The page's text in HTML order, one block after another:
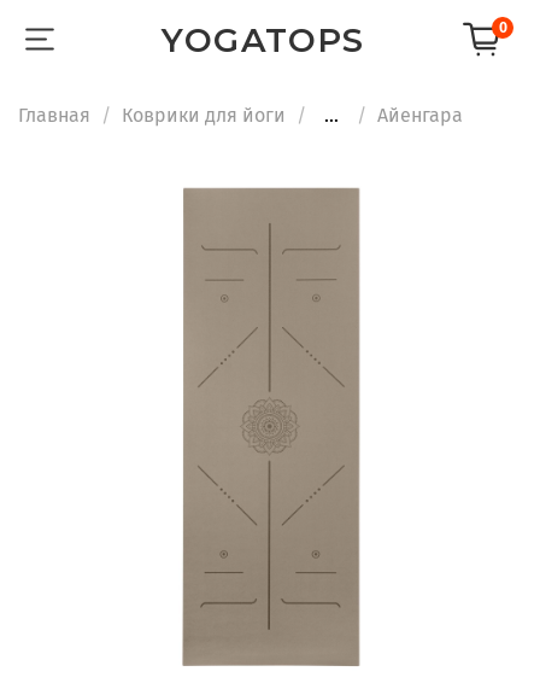
YOGATOPS 0
Главная Коврики для йоги ... Айенгара